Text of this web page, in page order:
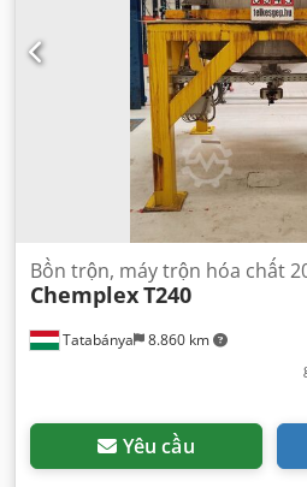
Tatabánya 8.860 km
Bồn trộn, máy trộn hóa chất
ChemplexT240
Yêu cầu